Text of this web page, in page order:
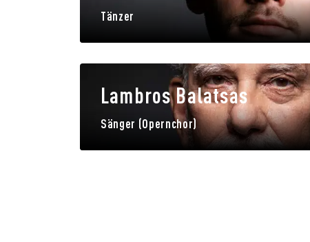
Tänzer
Lambros Balatsas
Sänger (Opernchor)